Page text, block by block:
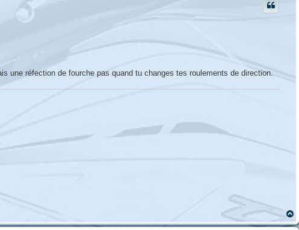
réfection de fourche pas quand tu changes tes roulements de direction.
a